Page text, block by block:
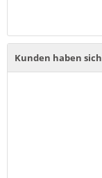
Kunden haben